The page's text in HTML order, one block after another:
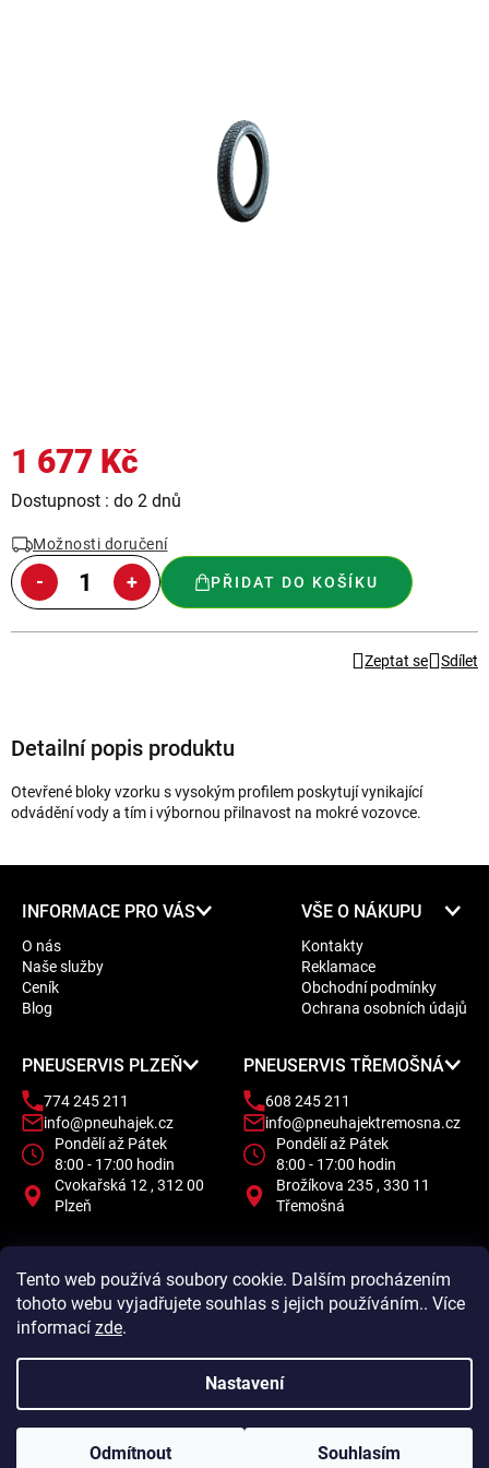
Tento web používá soubory cookie. Dalším procházením
tohoto webu vyjadřujete souhlas s jejich používáním.. Více
informací zde.
Nastavení
Odmítnout Souhlasím
1 677 Kč
Měrná
Dostupnost : do 2 dnů
Možnosti doručení
PŘIDAT DO KOŠÍKU
Zeptat se Sdílet
Detailní popis produktu
Otevřené bloky vzorku s vysokým profilem poskytují vynikající
odvádění vody a tím i výbornou přilnavost na mokré vozovce.
INFORMACE PRO VÁS
O nás
Naše služby
Ceník
Blog
VŠE O NÁKUPU
Kontakty
Reklamace
Obchodní podmínky
Ochrana osobních údajů
PNEUSERVIS PLZEŇ
774 245 211
info@pneuhajek.cz
Pondělí až Pátek
8:00 - 17:00 hodin
Cvokařská 12 , 312 00
Plzeň
PNEUSERVIS TŘEMOŠNÁ
608 245 211
info@pneuhajektremosna.cz
Pondělí až Pátek
8:00 - 17:00 hodin
Brožíkova 235 , 330 11
Třemošná